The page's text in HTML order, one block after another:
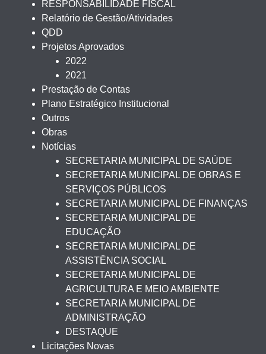
RESPONSABILIDADE FISCAL
Relatório de Gestão/Atividades
QDD
Projetos Aprovados
2022
2021
Prestação de Contas
Plano Estratégico Institucional
Outros
Obras
Notícias
SECRETARIA MUNICIPAL DE SAÚDE
SECRETARIA MUNICIPAL DE OBRAS E
SERVIÇOS PÚBLICOS
SECRETARIA MUNICIPAL DE FINANÇAS
SECRETARIA MUNICIPAL DE
EDUCAÇÃO
SECRETARIA MUNICIPAL DE
ASSISTÊNCIA SOCIAL
SECRETARIA MUNICIPAL DE
AGRICULTURA E MEIO AMBIENTE
SECRETARIA MUNICIPAL DE
ADMINISTRAÇÃO
DESTAQUE
Licitações Novas